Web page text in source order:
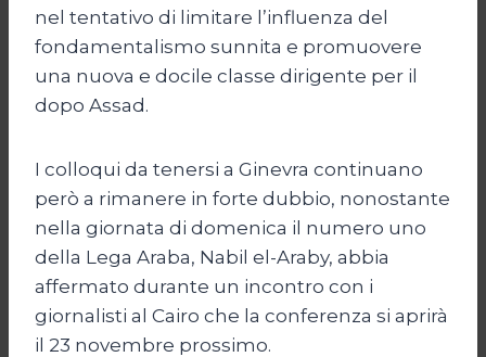
nel tentativo di limitare l’influenza del
fondamentalismo sunnita e promuovere
una nuova e docile classe dirigente per il
dopo Assad.
I colloqui da tenersi a Ginevra continuano
però a rimanere in forte dubbio, nonostante
nella giornata di domenica il numero uno
della Lega Araba, Nabil el-Araby, abbia
affermato durante un incontro con i
giornalisti al Cairo che la conferenza si aprirà
il 23 novembre prossimo.